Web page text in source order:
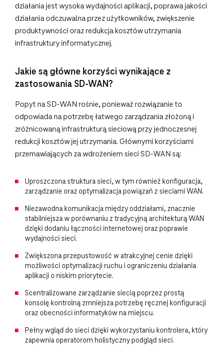
działania jest wysoka wydajności aplikacji, poprawa jakości
działania odczuwalna przez użytkowników, zwiększenie
produktywności oraz redukcja kosztów utrzymania
infrastruktury informatycznej.
Jakie są główne korzyści wynikające z
zastosowania SD-WAN?
Popyt na SD-WAN rośnie, ponieważ rozwiązanie to
odpowiada na potrzebę łatwego zarządzania złożoną i
zróżnicowaną infrastrukturą sieciową przy jednoczesnej
redukcji kosztów jej utrzymania. Głównymi korzyściami
przemawiających za wdrożeniem sieci SD-WAN są:
Uproszczona struktura sieci, w tym również konfiguracja,
zarządzanie oraz optymalizacja powiązań z sieciami WAN.
Niezawodna komunikacja między oddziałami, znacznie
stabilniejsza w porównaniu z tradycyjną architekturą WAN
dzięki dodaniu łączności internetowej oraz poprawie
wydajności sieci.
Zwiększona przepustowość w atrakcyjnej cenie dzięki
możliwości optymalizacji ruchu i ograniczeniu działania
aplikacji o niskim priorytecie.
Scentralizowane zarządzanie siecią poprzez prostą
konsolę kontrolną zmniejsza potrzebę ręcznej konfiguracji
oraz obecności informatyków na miejscu.
Pełny wgląd do sieci dzięki wykorzystaniu kontrolera, który
zapewnia operatorom holistyczny podgląd sieci.